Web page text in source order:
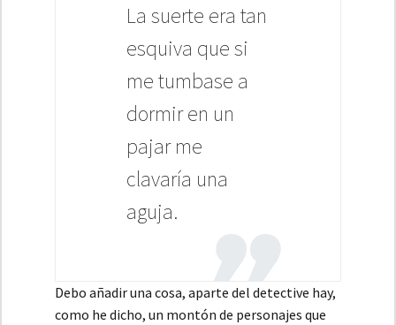
La suerte era tan
esquiva que si
me tumbase a
dormir en un
pajar me
clavaría una
aguja.
Debo añadir una cosa, aparte del detective hay,
como he dicho, un montón de personajes que